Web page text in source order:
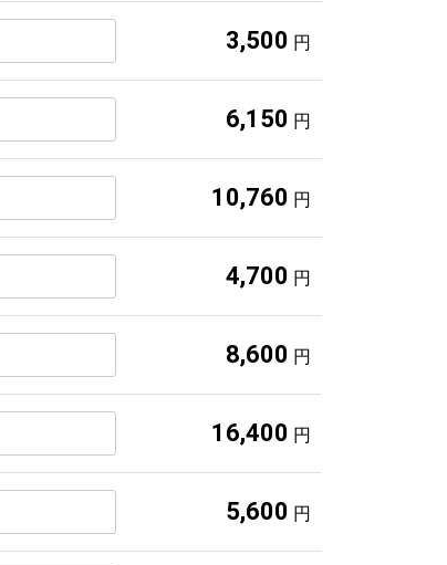
3,500 円
6,150 円
10,760 円
4,700 円
8,600 円
16,400 円
5,600 円